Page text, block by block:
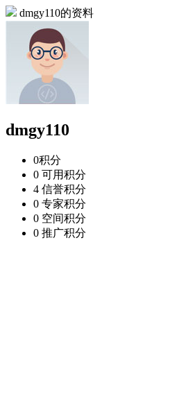
dmgy110的资料
dmgy110
0积分
0 可用积分
4 信誉积分
0 专家积分
0 空间积分
0 推广积分